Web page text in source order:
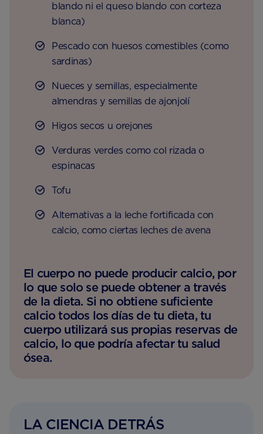
blando ni el queso blando con corteza
blanca)
Pescado con huesos comestibles (como
sardinas)
Nueces y semillas, especialmente
almendras y semillas de ajonjolí
Higos secos u orejones
Verduras verdes como col rizada o
espinacas
Tofu
Alternativas a la leche fortificada con
calcio, como ciertas leches de avena
El cuerpo no puede producir calcio, por
lo que solo se puede obtener a través
de la dieta. Si no obtiene suficiente
calcio todos los días de tu dieta, tu
cuerpo utilizará sus propias reservas de
calcio, lo que podría afectar tu salud
ósea.
LA CIENCIA DETRÁS